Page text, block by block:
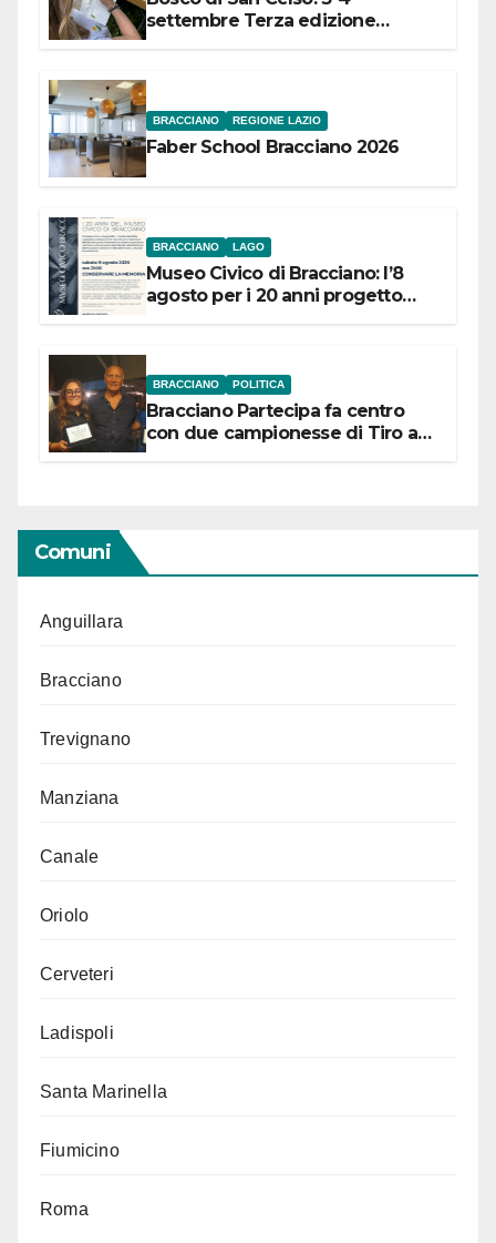
settembre Terza edizione
BRACCIANO REGIONE LAZIO
Faber School Bracciano 2026
BRACCIANO LAGO
Museo Civico di Bracciano: l’8
agosto per i 20 anni progetto
BRACCIANO POLITICA
Bracciano Partecipa fa centro
con due campionesse di Tiro a
Comuni
Anguillara
Bracciano
Trevignano
Manziana
Canale
Oriolo
Cerveteri
Ladispoli
Santa Marinella
Fiumicino
Roma